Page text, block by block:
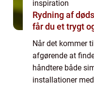
inspiration
Rydning af
får du et trygt
Når det kommer
afgørende at
håndtere både
installationer